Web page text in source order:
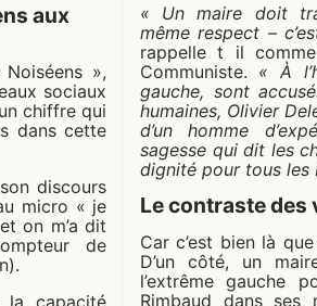
aux
»,
sociaux
chiffre qui
dans cette
discours
micro « je
on m’a dit
de
« Un maire doit
même respect –
rappelle t il
Communiste. « À
gauche, sont
humaines, Olivier
d’un homme
sagesse qui dit les
dignité pour tous les
Le contraste des
Car c’est bien là
D’un côté, un
l’extrême gauche
Rimbaud dans ses